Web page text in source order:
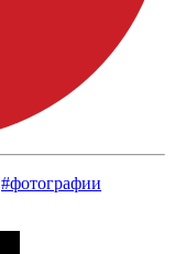
#фотографии